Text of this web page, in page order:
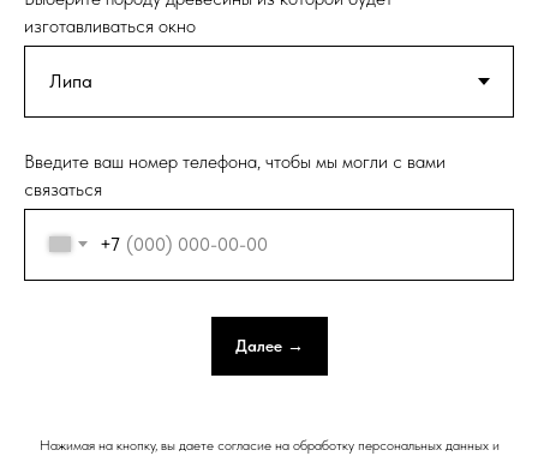
изготавливаться окно
Введите ваш номер телефона, чтобы мы могли с вами
связаться
+7
Далее →
Нажимая на кнопку, вы даете согласие на обработку персональных данных и